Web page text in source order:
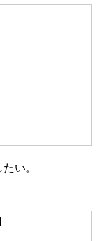
い。